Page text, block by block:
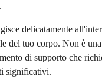
delicatamente
del tuo corpo. Non è
di supporto che
significativi.